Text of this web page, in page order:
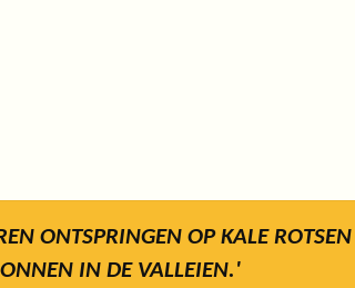
ONTSPRINGEN OP KALE ROTSEN
IN DE VALLEIEN.'